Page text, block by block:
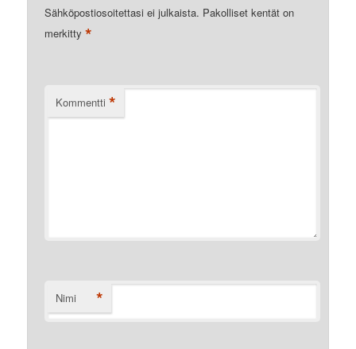
Sähköpostiosoitettasi ei julkaista. Pakolliset kentät on
merkitty*
Kommentti *
Nimi *